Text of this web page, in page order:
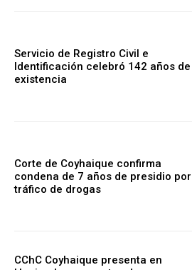
Servicio de Registro Civil e
Identificación celebró 142 años de
existencia
Corte de Coyhaique confirma
condena de 7 años de presidio por
tráfico de drogas
CChC Coyhaique presenta en